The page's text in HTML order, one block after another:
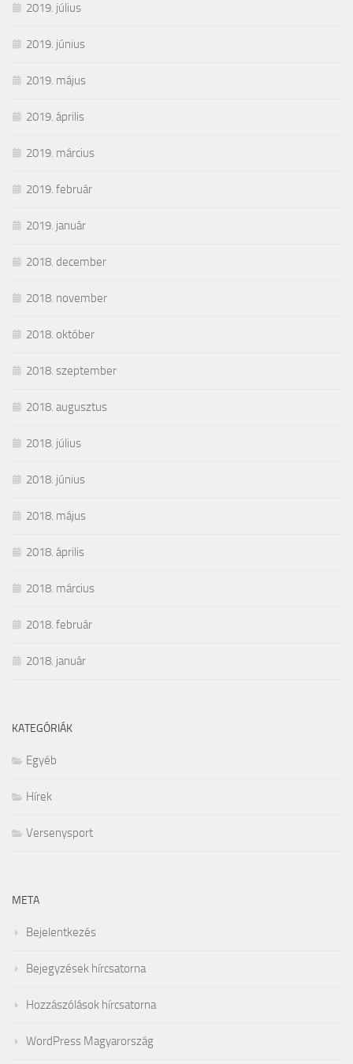
2019. július
2019. június
2019. május
2019. április
2019. március
2019. február
2019. január
2018. december
2018. november
2018. október
2018. szeptember
2018. augusztus
2018. július
2018. június
2018. május
2018. április
2018. március
2018. február
2018. január
KATEGÓRIÁK
Egyéb
Hírek
Versenysport
META
Bejelentkezés
Bejegyzések hírcsatorna
Hozzászólások hírcsatorna
WordPress Magyarország